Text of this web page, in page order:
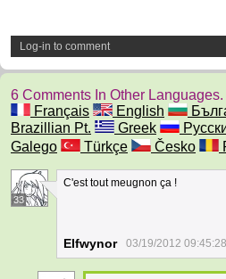
Log-in to comment
6 Comments In Other Languages.
Français
English
Brazillian Pt.
Greek
Galego
Türkçe Česko
33
C'est tout meugnon ça !
Elfwynor 03/19/2012 09:45:28